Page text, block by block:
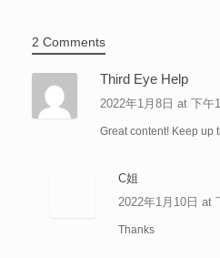
2 Comments
Third Eye Help
2022年1月8日 at 下午
Great content! Keep up
C姐
2022年1月10日 at
Thanks